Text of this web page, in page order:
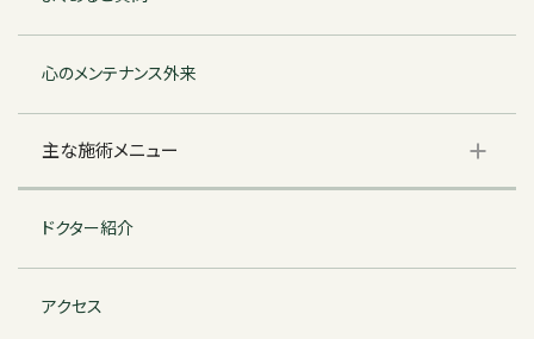
心のメンテナンス外来
主な施術メニュー
ドクター紹介
アクセス